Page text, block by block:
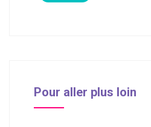
Pour aller plus loin